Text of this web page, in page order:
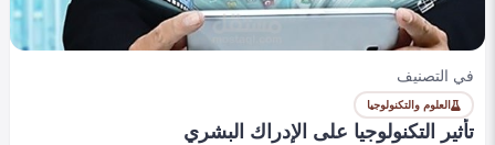
في التصنيف
العلوم والتكنولوجيا
تأثير التكنولوجيا على الإدراك البشري